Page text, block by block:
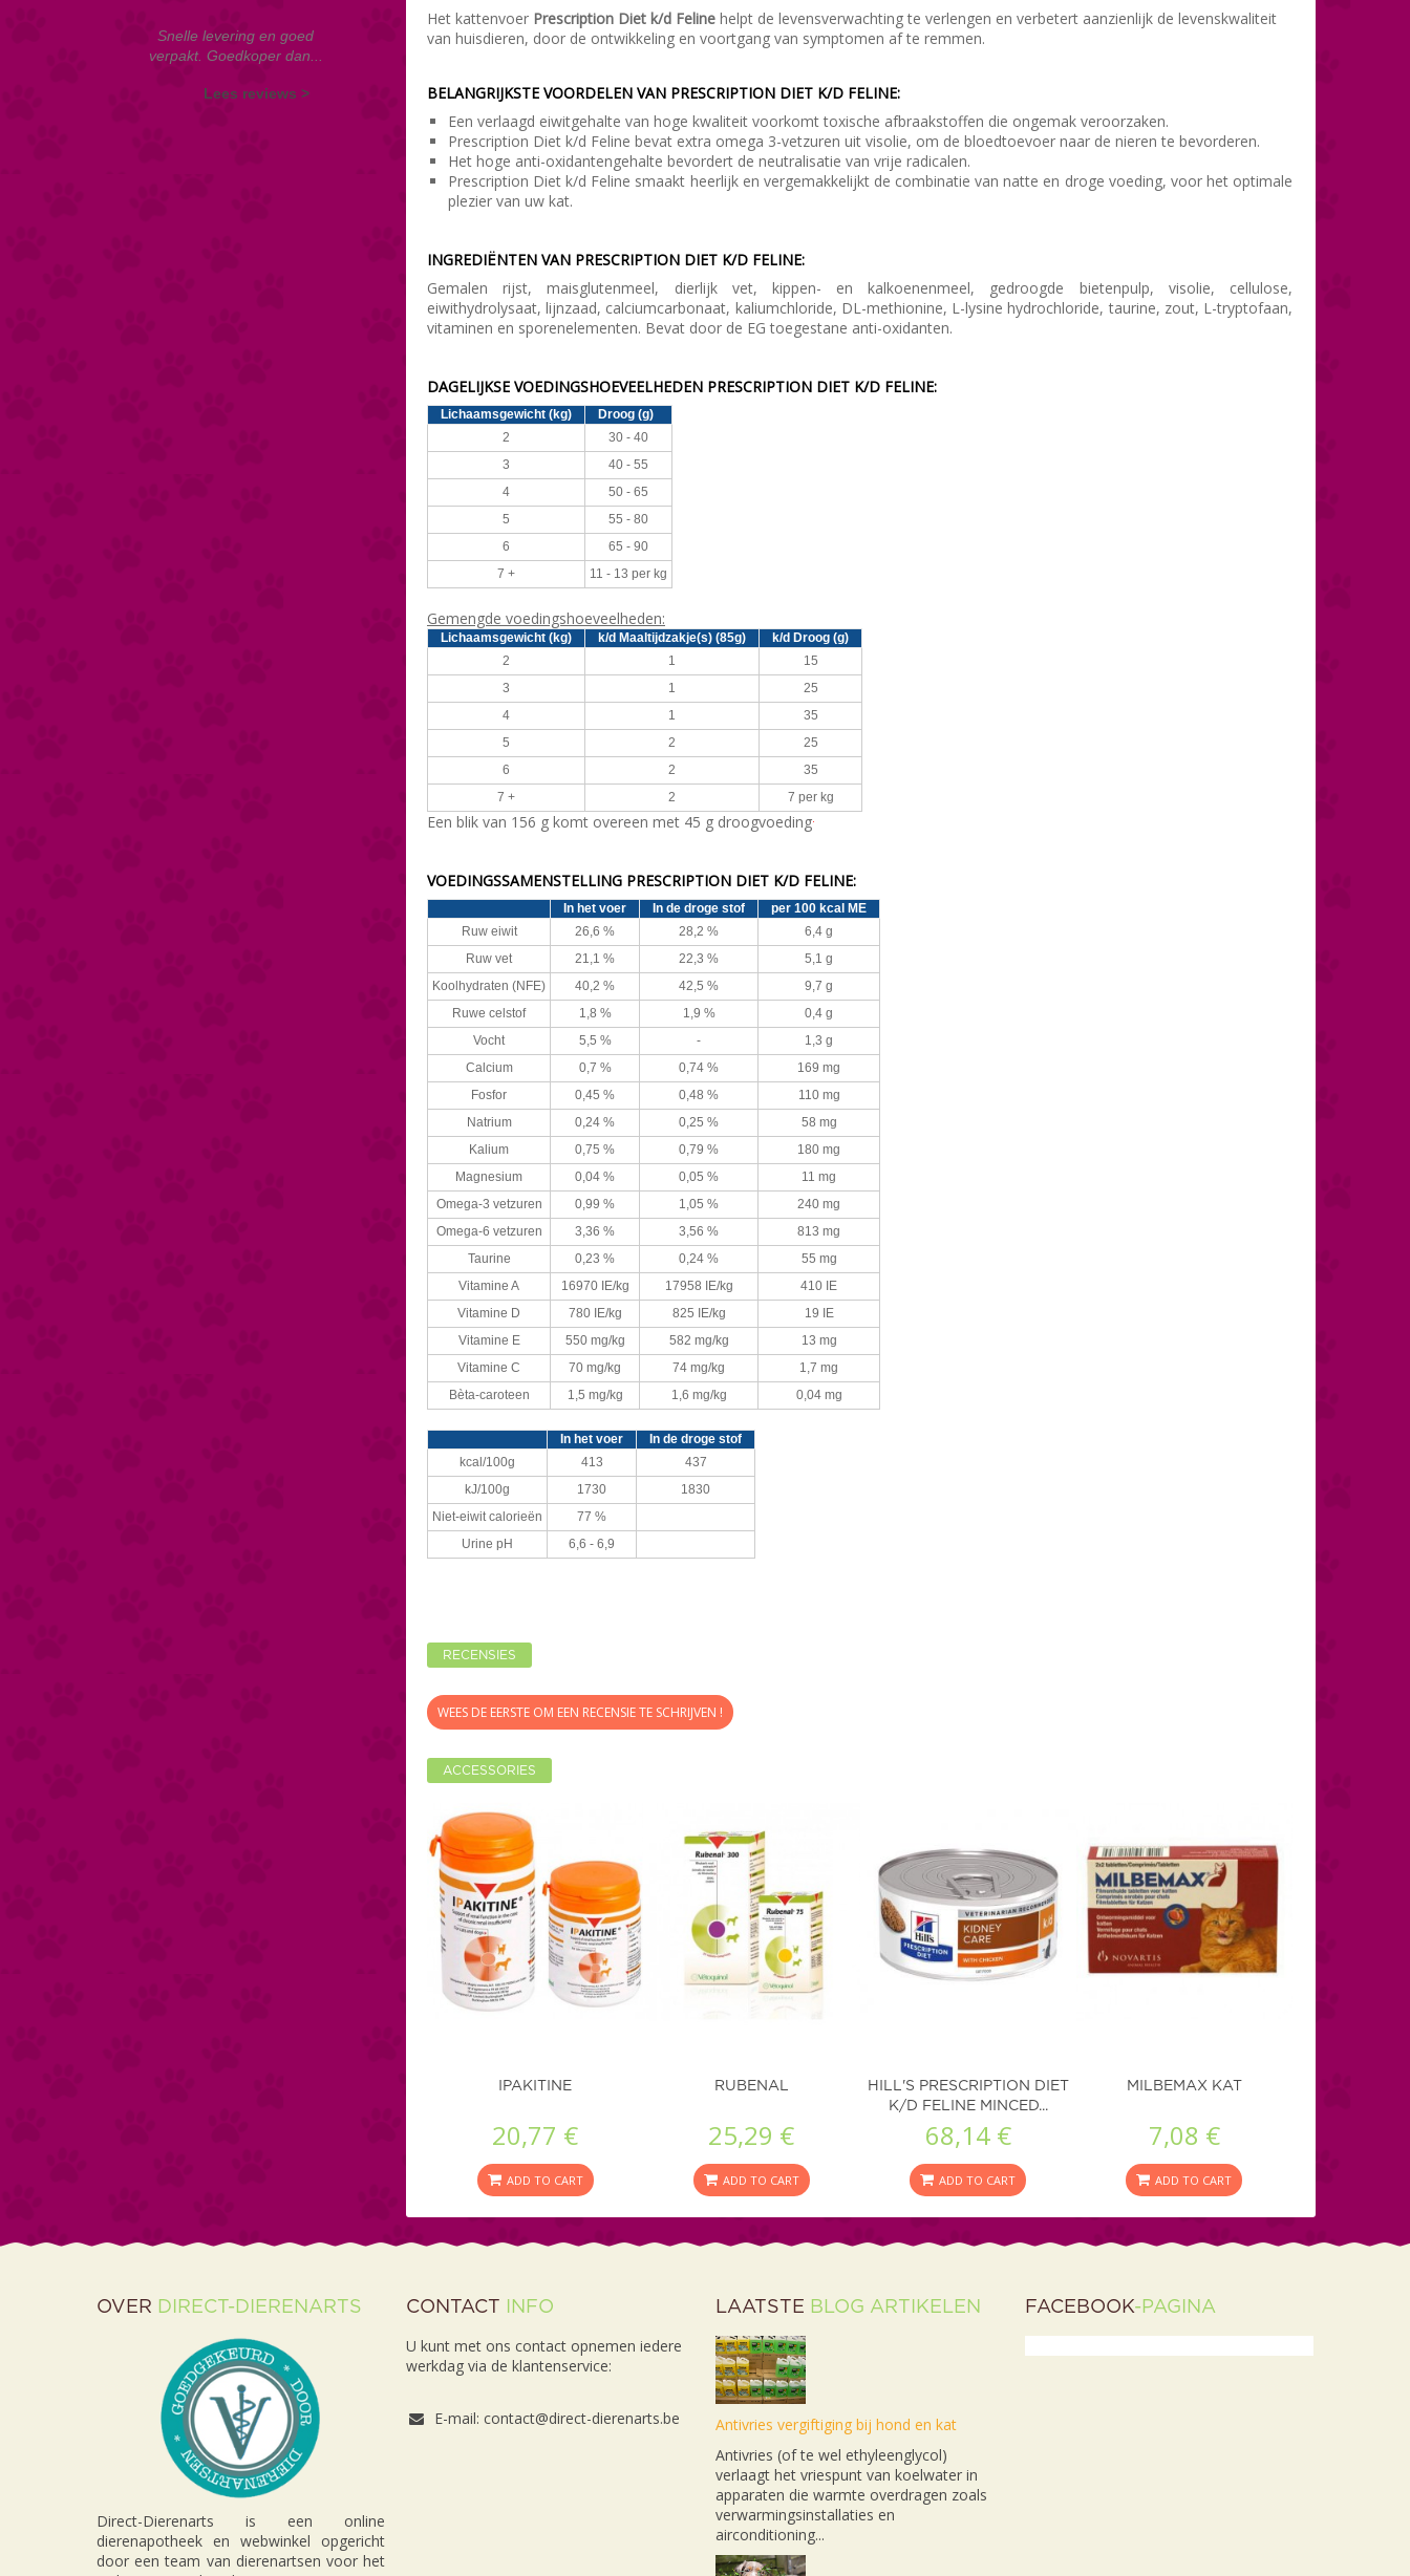
Snelle levering en goed
verpakt. Goedkoper dan...
Lees reviews >
Het kattenvoer Prescription Diet k/d Feline helpt de levensverwachting te verlengen en verbetert aanzienlijk de levenskwaliteit
van huisdieren, door de ontwikkeling en voortgang van symptomen af te remmen.
BELANGRIJKSTE VOORDELEN VAN PRESCRIPTION DIET K/D FELINE:
Een verlaagd eiwitgehalte van hoge kwaliteit voorkomt toxische afbraakstoffen die ongemak veroorzaken.
Prescription Diet k/d Feline bevat extra omega 3-vetzuren uit visolie, om de bloedtoevoer naar de nieren te bevorderen.
Het hoge anti-oxidantengehalte bevordert de neutralisatie van vrije radicalen.
Prescription Diet k/d Feline smaakt heerlijk en vergemakkelijkt de combinatie van natte en droge voeding, voor het optimale
plezier van uw kat.
INGREDIËNTEN VAN PRESCRIPTION DIET K/D FELINE:
Gemalen rijst, maisglutenmeel, dierlijk vet, kippen- en kalkoenenmeel, gedroogde bietenpulp, visolie, cellulose,
eiwithydrolysaat, lijnzaad, calciumcarbonaat, kaliumchloride, DL-methionine, L-lysine hydrochloride, taurine, zout, L-tryptofaan,
vitaminen en sporenelementen. Bevat door de EG toegestane anti-oxidanten.
DAGELIJKSE VOEDINGSHOEVEELHEDEN PRESCRIPTION DIET K/D FELINE:
Lichaamsgewicht (kg)
Droog (g)
2
30 - 40
3
40 - 55
4
50 - 65
5
55 - 80
6
65 - 90
7 +
11 - 13 per kg
Gemengde voedingshoeveelheden:
Lichaamsgewicht (kg) k/d Maaltijdzakje(s) (85g)
k/d Droog (g)
2
1
15
3
1
25
4
1
35
5
2
25
6
2
35
7 +
2 7 per kg
Een blik van 156 g komt overeen met 45 g droogvoeding.
VOEDINGSSAMENSTELLING PRESCRIPTION DIET K/D FELINE:
In het voer In de droge stof
per 100 kcal ME
Ruw eiwit
26,6 % 28,2 %
6,4 g
Ruw vet
21,1 % 22,3 %
5,1 g
Koolhydraten (NFE)
40,2 % 42,5 %
9,7 g
Ruwe celstof
1,8 % 1,9 %
0,4 g
Vocht
5,5 % -
1,3 g
Calcium
0,7 % 0,74 %
169 mg
Fosfor
0,45 % 0,48 %
110 mg
Natrium
0,24 % 0,25 %
58 mg
Kalium
0,75 % 0,79 %
180 mg
Magnesium
0,04 % 0,05 %
11 mg
Omega-3 vetzuren
0,99 % 1,05 %
240 mg
Omega-6 vetzuren
3,36 % 3,56 %
813 mg
Taurine
0,23 % 0,24 %
55 mg
Vitamine A
16970 IE/kg 17958 IE/kg
410 IE
Vitamine D
780 IE/kg 825 IE/kg
19 IE
Vitamine E
550 mg/kg 582 mg/kg
13 mg
Vitamine C
70 mg/kg 74 mg/kg
1,7 mg
Bèta-caroteen
1,5 mg/kg 1,6 mg/kg 0,04 mg
In het voer
In de droge stof
kcal/100g
413
437
kJ/100g
1730
1830
Niet-eiwit calorieën
77 %
Urine pH
6,6 - 6,9
RECENSIES
WEES DE EERSTE OM EEN RECENSIE TE SCHRIJVEN !
ACCESSORIES
IPAKITINE
20,77 €
ADD TO CART
RUBENAL
25,29 €
ADD TO CART
HILL'S PRESCRIPTION DIET
K/D FELINE MINCED...
68,14 €
ADD TO CART
MILBEMAX KAT
7,08 €
ADD TO CART
OVER DIRECT-DIERENARTS
Direct-Dierenarts is een online
dierenapotheek en webwinkel opgericht
door een team van dierenartsen voor het
CONTACT INFO
U kunt met ons contact opnemen iedere
werkdag via de klantenservice:
E-mail: contact@direct-dierenarts.be
LAATSTE BLOG ARTIKELEN
Antivries vergiftiging bij hond en kat
Antivries (of te wel ethyleenglycol)
verlaagt het vriespunt van koelwater in
apparaten die warmte overdragen zoals
verwarmingsinstallaties en
airconditioning...
FACEBOOK-PAGINA